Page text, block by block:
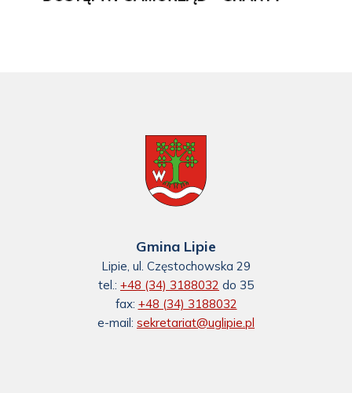
Gmina Lipie
Lipie, ul. Częstochowska 29
tel.: +48 (34) 3188032 do 35
fax: +48 (34) 3188032
e-mail: sekretariat@uglipie.pl